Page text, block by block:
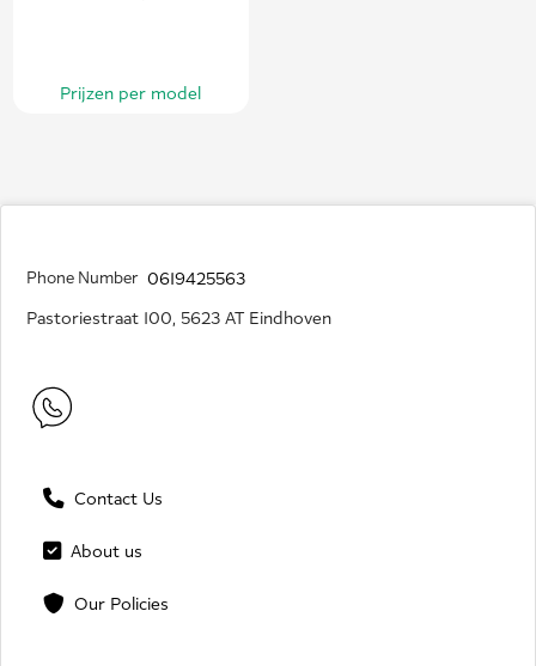
Prijzen per model
Phone Number 0619425563
Pastoriestraat 100, 5623 AT Eindhoven
Contact Us
About us
Our Policies